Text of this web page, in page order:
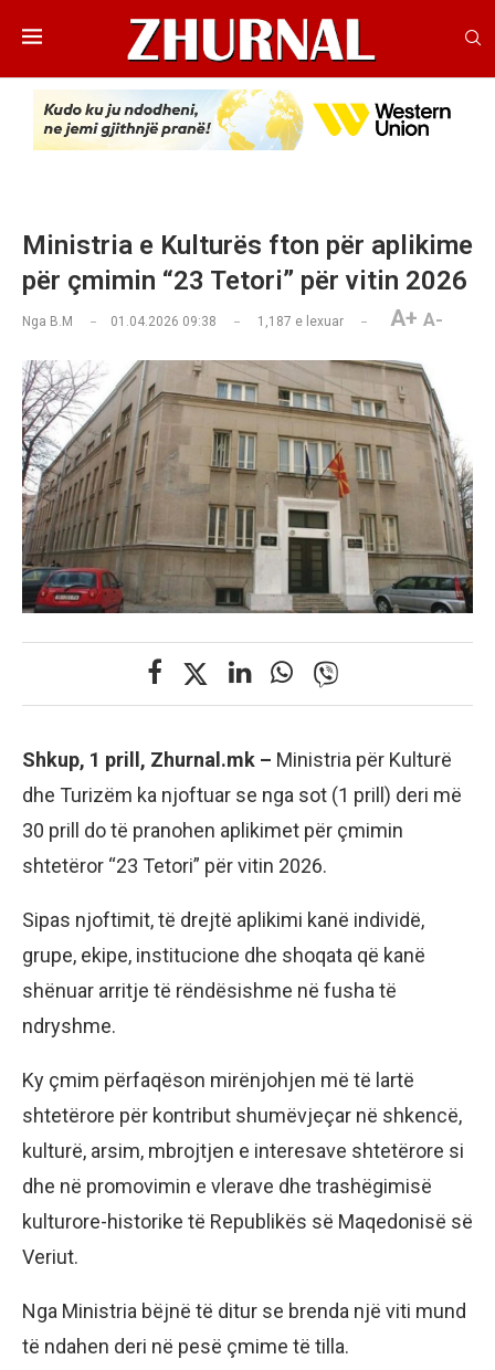
Ministria e Kulturës fton për aplikime
për çmimin “23 Tetori” për vitin 2026
Nga B.M 01.04.2026 09:38 1,187 e lexuar A+ A-
Shkup, 1 prill, Zhurnal.mk – Ministria për Kulturë
dhe Turizëm ka njoftuar se nga sot (1 prill) deri më
30 prill do të pranohen aplikimet për çmimin
shtetëror “23 Tetori” për vitin 2026.
Sipas njoftimit, të drejtë aplikimi kanë individë,
grupe, ekipe, institucione dhe shoqata që kanë
shënuar arritje të rëndësishme në fusha të
ndryshme.
Ky çmim përfaqëson mirënjohjen më të lartë
shtetërore për kontribut shumëvjeçar në shkencë,
kulturë, arsim, mbrojtjen e interesave shtetërore si
dhe në promovimin e vlerave dhe trashëgimisë
kulturore-historike të Republikës së Maqedonisë së
Veriut.
Nga Ministria bëjnë të ditur se brenda një viti mund
të ndahen deri në pesë çmime të tilla.